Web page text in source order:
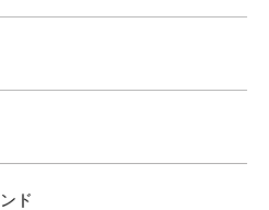
ド